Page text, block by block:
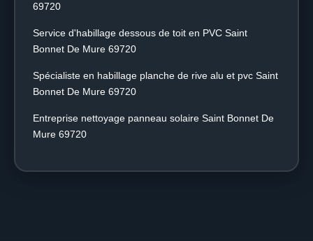
69720
Service d'habillage dessous de toit en PVC Saint
Bonnet De Mure 69720
Spécialiste en habillage planche de rive alu et pvc Saint
Bonnet De Mure 69720
Entreprise nettoyage panneau solaire Saint Bonnet De
Mure 69720